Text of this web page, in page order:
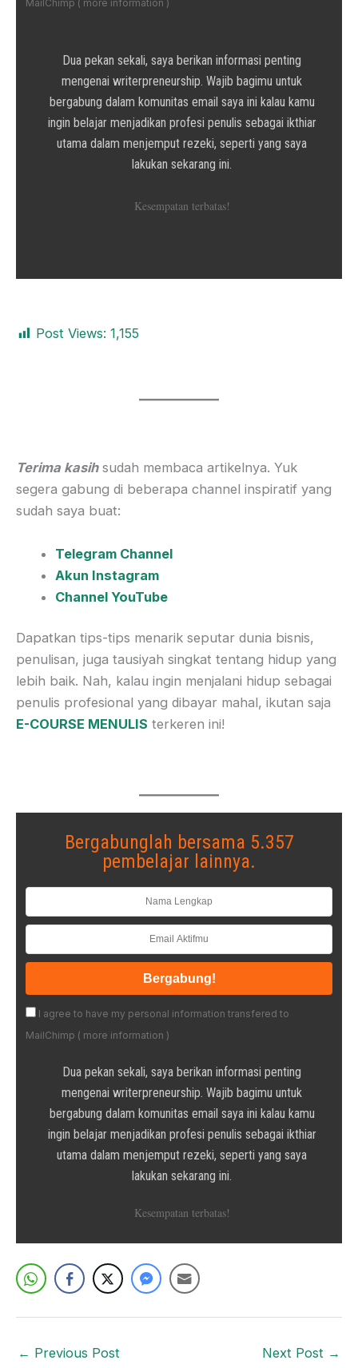
MailChimp ( more information )
Dua pekan sekali, saya berikan informasi penting
mengenai writerpreneurship. Wajib bagimu untuk
bergabung dalam komunitas email saya ini kalau kamu
ingin belajar menjadikan profesi penulis sebagai ikthiar
utama dalam menjemput rezeki, seperti yang saya
lakukan sekarang ini.
Kesempatan terbatas!
Post Views: 1,155
Terima kasihsudah membaca artikelnya. Yuk
segera gabung di beberapa channel inspiratif yang
sudah saya buat:
Telegram Channel
Akun Instagram
Channel YouTube
Dapatkan tips-tips menarik seputar dunia bisnis,
penulisan, juga tausiyah singkat tentang hidup yang
lebih baik. Nah, kalau ingin menjalani hidup sebagai
penulis profesional yang dibayar mahal, ikutan saja
E-COURSE MENULIS terkeren ini!
Bergabunglah bersama 5.357
pembelajar lainnya.
I agree to have my personal information transfered to
MailChimp ( more information )
Dua pekan sekali, saya berikan informasi penting
mengenai writerpreneurship. Wajib bagimu untuk
bergabung dalam komunitas email saya ini kalau kamu
ingin belajar menjadikan profesi penulis sebagai ikthiar
utama dalam menjemput rezeki, seperti yang saya
lakukan sekarang ini.
Kesempatan terbatas!
← Previous Post Next Post →